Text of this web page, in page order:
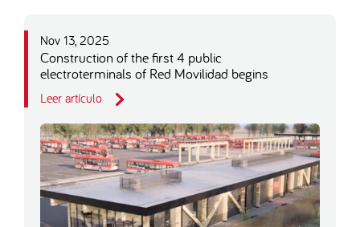
Nov 13, 2025
Construction of the first 4 public
electroterminals of Red Movilidad begins
Leer artículo